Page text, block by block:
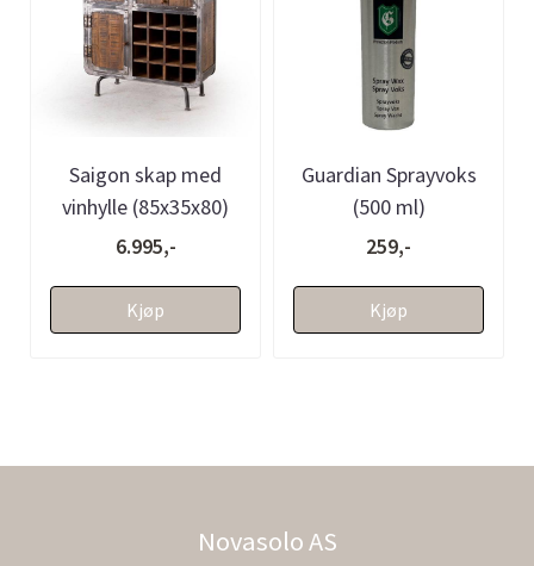
Saigon skap med
vinhylle (85x35x80)
6.995,-
Kjøp
Guardian Sprayvoks
(500 ml)
259,-
Kjøp
Novasolo AS